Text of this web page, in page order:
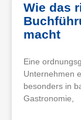
Wie das
macht
Eine
Unternehmen
besonders in
Gastronomie,